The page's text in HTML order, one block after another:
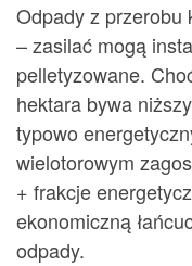
Odpady z przerobu
– zasilać mogą
pelletyzowane.
hektara bywa
typowo
wielotorowym
+ frakcje
ekonomiczną
odpady.